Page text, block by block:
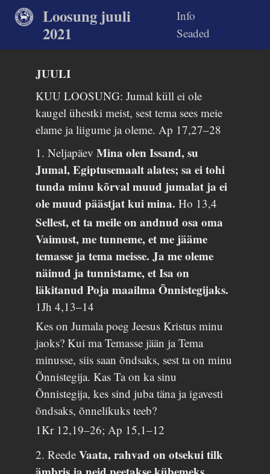
Loosung juuli
2021
Info
Seaded
JUULI
KUU LOOSUNG: Jumal küll ei ole
kaugel ühestki meist, sest tema sees meie
elame ja liigume ja oleme.Ap 17,27–28
1. NeljapäevMina olen Issand, su
Jumal, Egiptusemaalt alates; sa ei tohi
tunda minu kõrval muud jumalat ja ei
ole muud päästjat kui mina.Ho 13,4
Sellest, et ta meile on andnud osa oma
Vaimust, me tunneme, et me jääme
temasse ja tema meisse. Ja me oleme
näinud ja tunnistame, et Isa on
läkitanud Poja maailma Õnnistegijaks.
1Jh 4,13–14
Kes on Jumala poeg Jeesus Kristus minu
jaoks? Kui ma Temasse jään ja Tema
minusse, siis saan õndsaks, sest ta on minu
Õnnistegija. Kas Ta on ka sinu
Õnnistegija, kes sind juba täna ja igavesti
õndsaks, õnnelikuks teeb?
1Kr 12,19–26; Ap 15,1–12
2. ReedeVaata, rahvad on otsekui tilk